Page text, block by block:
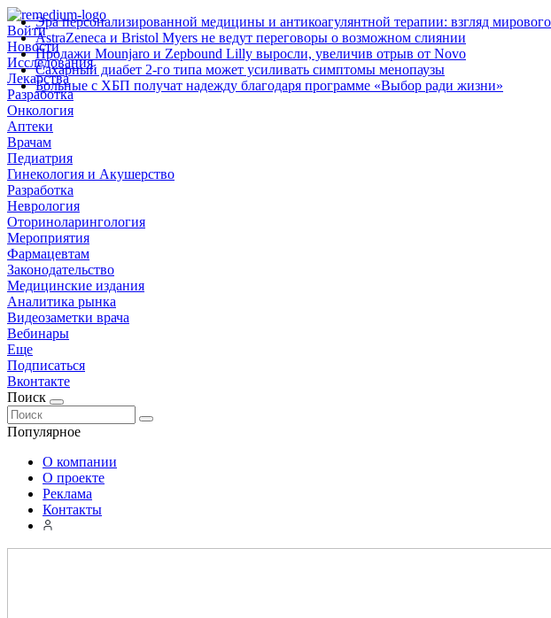
Войти
Новости
Исследования
Лекарства
Разработка
Онкология
Аптеки
Врачам
Педиатрия
Гинекология и Акушерство
Разработка
Неврология
Оториноларингология
Мероприятия
Фармацевтам
Законодательство
Медицинские издания
Аналитика рынка
Видеозаметки врача
Вебинары
Еще
Подписаться
Вконтакте
Поиск
Популярное
Эра персонализированной медицины и антикоагулянтной терапии: взгляд мирового
AstraZeneca и Bristol Myers не ведут переговоры о возможном слиянии
Продажи Mounjaro и Zepbound Lilly выросли, увеличив отрыв от Novo
Сахарный диабет 2‑го типа может усиливать симптомы менопаузы
Больные с ХБП получат надежду благодаря программе «Выбор ради жизни»
О компании
О проекте
Реклама
Контакты